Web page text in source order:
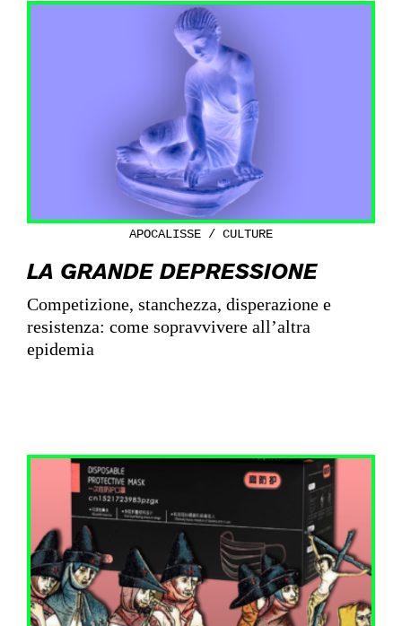
APOCALISSE / CULTURE
LA GRANDE DEPRESSIONE
Competizione, stanchezza, disperazione e
resistenza: come sopravvivere all’altra
epidemia